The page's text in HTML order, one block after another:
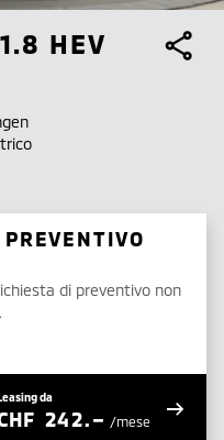
HEV
di preventivo non
da
242.– /mese